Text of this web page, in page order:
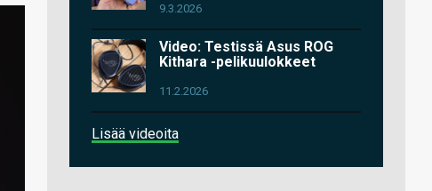
9.3.2026
Video: Testissä Asus ROG
Kithara -pelikuulokkeet
11.2.2026
Lisää videoita